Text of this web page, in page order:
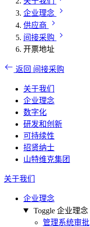
企业理念
供应商
间接采购
开票地址
返回 间接采购
关于我们
企业理念
数字化
研发和创新
可持续性
招贤纳士
山特维克集团
关于我们
企业理念
Toggle 企业理念
管理系统审批